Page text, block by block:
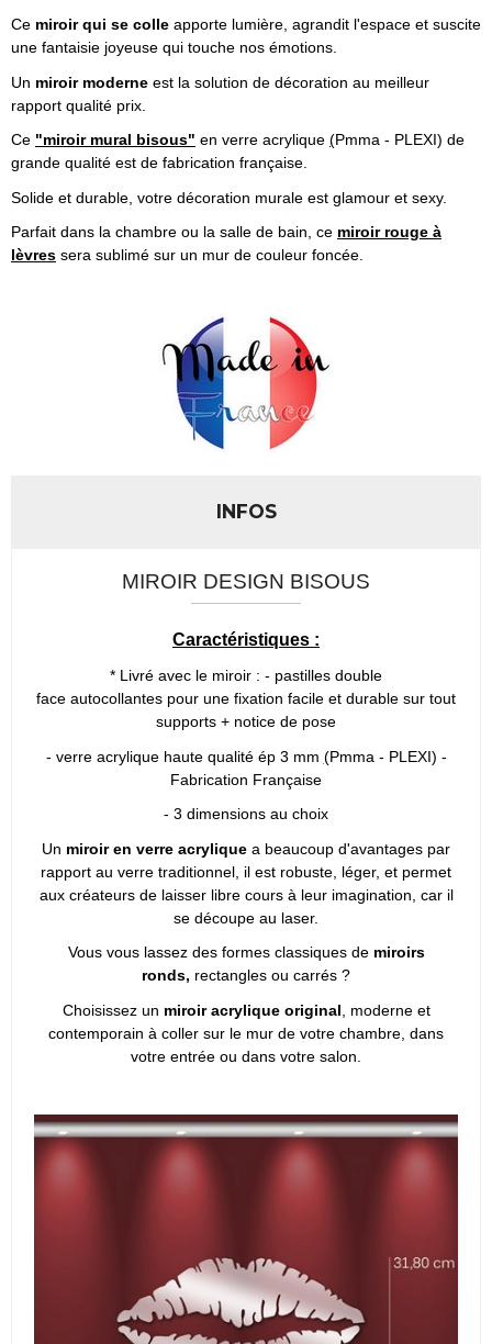
Ce miroir qui se colle apporte lumière, agrandit l'espace et suscite
une fantaisie joyeuse qui touche nos émotions.
Un miroir moderne est la solution de décoration au meilleur
rapport qualité prix.
Ce "miroir mural bisous" en verre acrylique (Pmma - PLEXI) de
grande qualité est de fabrication française.
Solide et durable, votre décoration murale est glamour et sexy.
Parfait dans la chambre ou la salle de bain, ce miroir rouge à
lèvres sera sublimé sur un mur de couleur foncée.
INFOS
MIROIR DESIGN BISOUS
Caractéristiques :
* Livré avec le miroir : - pastilles double
face autocollantes pour une fixation facile et durable sur tout
supports + notice de pose
- verre acrylique haute qualité ép 3 mm (Pmma - PLEXI) -
Fabrication Française
- 3 dimensions au choix
Un miroir en verre acrylique a beaucoup d'avantages par
rapport au verre traditionnel, il est robuste, léger, et permet
aux créateurs de laisser libre cours à leur imagination, car il
se découpe au laser.
Vous vous lassez des formes classiques de miroirs
ronds, rectangles ou carrés ?
Choisissez un miroir acrylique original , moderne et
contemporain à coller sur le mur de votre chambre, dans
votre entrée ou dans votre salon.